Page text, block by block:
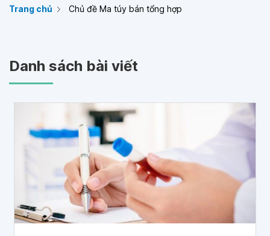
Trang chủ Chủ đề Ma túy bán tổng hợp
Danh sách bài viết